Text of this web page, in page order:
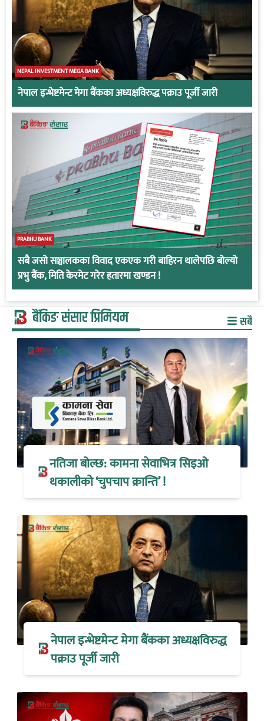
NEPAL INVESTMENT MEGA BANK
नेपाल इन्भेष्टमेन्ट मेगा बैंकका अध्यक्षविरुद्ध पक्राउ पूर्जी जारी
PRABHU BANK
सबै जसो सञ्चालकका विवाद एकएक गरी बाहिरन थालेपछि बोल्यो
प्रभु बैंक, मिति केरमेट गरेर हतारमा खण्डन !
बैंकिङ संसार प्रिमियम सबै
नतिजा बोल्छ: कामना सेवाभित्र सिइओ
थकालीको ‘चुपचाप क्रान्ति’ !
नेपाल इन्भेष्टमेन्ट मेगा बैंकका अध्यक्षविरुद्ध
पक्राउ पूर्जी जारी